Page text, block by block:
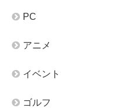
PC
アニメ
イベント
ゴルフ